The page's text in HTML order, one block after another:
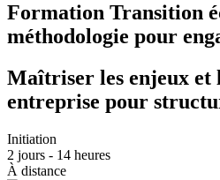
Formation Transition
méthodologie pour
Maîtriser les enjeux et
entreprise pour
Initiation
2 jours - 14 heures
À distance